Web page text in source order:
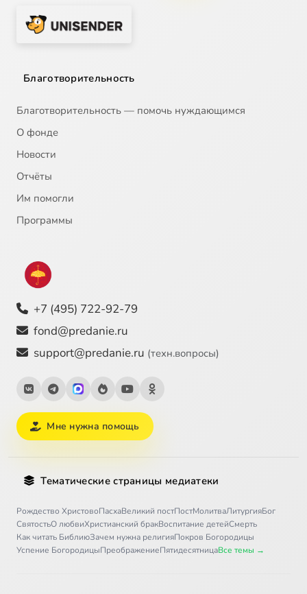
Благотворительность
Благотворительность — помочь нуждающимся
О фонде
Новости
Отчёты
Им помогли
Программы
+7 (495) 722-92-79
fond@predanie.ru
support@predanie.ru (техн.вопросы)
Мне нужна помощь
Тематические страницы медиатеки
Рождество ХристовоПасхаВеликий постПостМолитваЛитургияБог
СвятостьО любвиХристианский бракВоспитание детейСмерть
Как читать БиблиюЗачем нужна религияПокров Богородицы
Успение БогородицыПреображениеПятидесятницаВсе темы →